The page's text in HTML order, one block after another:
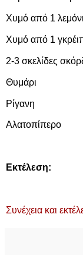
Χυμό από 1 λεμόνι
Χυμό από 1
2-3 σκελίδες
Θυμάρι
Ρίγανη
Αλατοπίπερο
Εκτέλεση:
Συνέχεια και